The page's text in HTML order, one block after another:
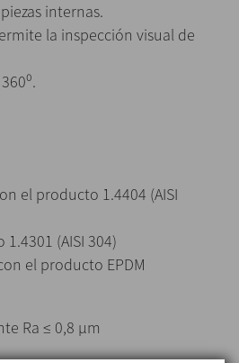
internas.
la inspección visual de
el producto 1.4404 (AISI
(AISI 304)
el producto EPDM
Ra ≤ 0,8 μm